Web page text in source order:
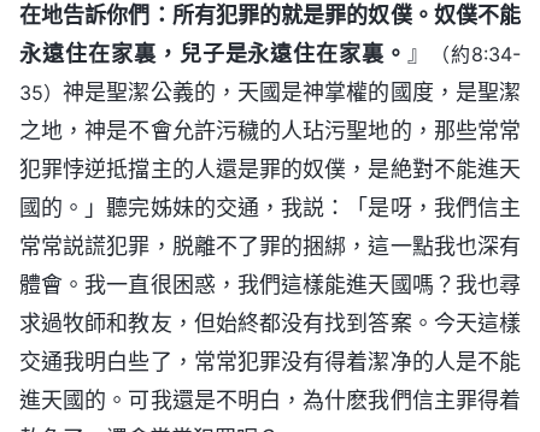
在地告訴你們：所有犯罪的就是罪的奴僕。奴僕不能
永遠住在家裏，兒子是永遠住在家裏。 』
（約8:34-
35）神是聖潔公義的，天國是神掌權的國度，是聖潔
之地，神是不會允許污穢的人玷污聖地的，那些常常
犯罪悖逆抵擋主的人還是罪的奴僕，是絶對不能進天
國的。」聽完姊妹的交通，我説：「是呀，我們信主
常常説謊犯罪，脱離不了罪的捆綁，這一點我也深有
體會。我一直很困惑，我們這樣能進天國嗎？我也尋
求過牧師和教友，但始終都没有找到答案。今天這樣
交通我明白些了，常常犯罪没有得着潔净的人是不能
進天國的。可我還是不明白，為什麽我們信主罪得着